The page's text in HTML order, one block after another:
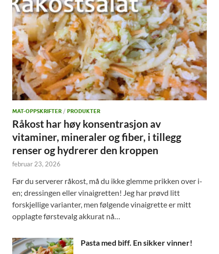
MAT-OPPSKRIFTER / PRODUKTER
Råkost har høy konsentrasjon av
vitaminer, mineraler og fiber, i tillegg
renser og hydrerer den kroppen
februar 23, 2026
Før du serverer råkost, må du ikke glemme prikken over i-
en; dressingen eller vinaigretten! Jeg har prøvd litt
forskjellige varianter, men følgende vinaigrette er mitt
opplagte førstevalg akkurat nå…
Pasta med biff. En sikker vinner!